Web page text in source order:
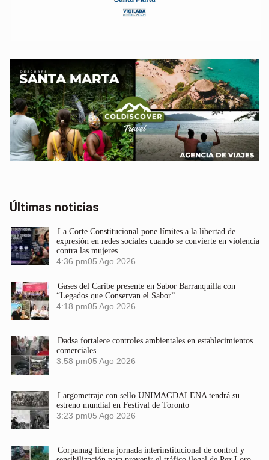
Últimas noticias
La Corte Constitucional pone límites a la libertad de
expresión en redes sociales cuando se convierte en violencia
contra las mujeres
4:36 pm05 Ago 2026
Gases del Caribe presente en Sabor Barranquilla con
“Legados que Conservan el Sabor”
4:18 pm05 Ago 2026
Dadsa fortalece controles ambientales en establecimientos
comerciales
3:58 pm05 Ago 2026
Largometraje con sello UNIMAGDALENA tendrá su
estreno mundial en Festival de Toronto
3:23 pm05 Ago 2026
Corpamag lidera jornada interinstitucional de control y